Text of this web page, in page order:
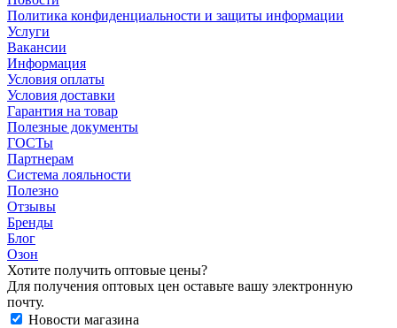
Политика конфиденциальности и защиты информации
Услуги
Вакансии
Информация
Условия оплаты
Условия доставки
Гарантия на товар
Полезные документы
ГОСТы
Партнерам
Система лояльности
Полезно
Отзывы
Бренды
Блог
Озон
Хотите получить оптовые цены?
Для получения оптовых цен оставьте вашу электронную
почту.
Новости магазина